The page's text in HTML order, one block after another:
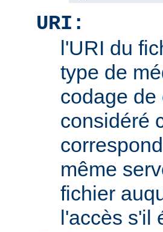
URI:
l'URI du
type de
codage de
considéré
même
fichier
l'accès s'il